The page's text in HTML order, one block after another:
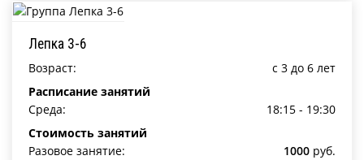
Лепка 3-6
Возраст:
c 3 до 6 лет
Расписание занятий
Среда:
18:15 - 19:30
Стоимость занятий
Разовое занятие:
1000 руб.